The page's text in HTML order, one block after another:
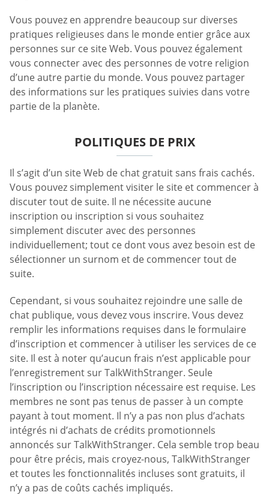
Vous pouvez en apprendre beaucoup sur diverses
pratiques religieuses dans le monde entier grâce aux
personnes sur ce site Web. Vous pouvez également
vous connecter avec des personnes de votre religion
d’une autre partie du monde. Vous pouvez partager
des informations sur les pratiques suivies dans votre
partie de la planète.
POLITIQUES DE PRIX
Il s’agit d’un site Web de chat gratuit sans frais cachés.
Vous pouvez simplement visiter le site et commencer à
discuter tout de suite. Il ne nécessite aucune
inscription ou inscription si vous souhaitez
simplement discuter avec des personnes
individuellement; tout ce dont vous avez besoin est de
sélectionner un surnom et de commencer tout de
suite.
Cependant, si vous souhaitez rejoindre une salle de
chat publique, vous devez vous inscrire. Vous devez
remplir les informations requises dans le formulaire
d’inscription et commencer à utiliser les services de ce
site. Il est à noter qu’aucun frais n’est applicable pour
l’enregistrement sur TalkWithStranger. Seule
l’inscription ou l’inscription nécessaire est requise. Les
membres ne sont pas tenus de passer à un compte
payant à tout moment. Il n’y a pas non plus d’achats
intégrés ni d’achats de crédits promotionnels
annoncés sur TalkWithStranger. Cela semble trop beau
pour être précis, mais croyez-nous, TalkWithStranger
et toutes les fonctionnalités incluses sont gratuits, il
n’y a pas de coûts cachés impliqués.